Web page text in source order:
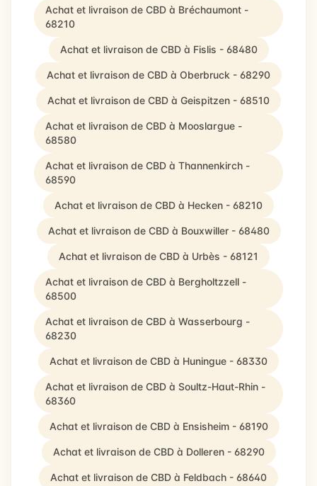
Achat et livraison de CBD à Bréchaumont -
68210
Achat et livraison de CBD à Fislis - 68480
Achat et livraison de CBD à Oberbruck - 68290
Achat et livraison de CBD à Geispitzen - 68510
Achat et livraison de CBD à Mooslargue -
68580
Achat et livraison de CBD à Thannenkirch -
68590
Achat et livraison de CBD à Hecken - 68210
Achat et livraison de CBD à Bouxwiller - 68480
Achat et livraison de CBD à Urbès - 68121
Achat et livraison de CBD à Bergholtzzell -
68500
Achat et livraison de CBD à Wasserbourg -
68230
Achat et livraison de CBD à Huningue - 68330
Achat et livraison de CBD à Soultz-Haut-Rhin -
68360
Achat et livraison de CBD à Ensisheim - 68190
Achat et livraison de CBD à Dolleren - 68290
Achat et livraison de CBD à Feldbach - 68640